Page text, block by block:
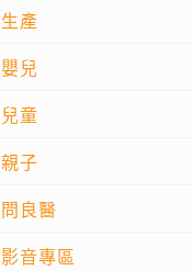
生產
嬰兒
兒童
親子
問良醫
影音專區